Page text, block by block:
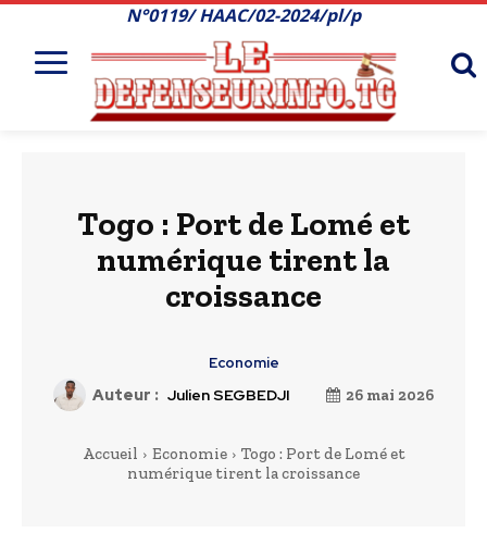
N°0119/ HAAC/02-2024/pl/p
Togo : Port de Lomé et
numérique tirent la
croissance
Economie
Auteur : Julien SEGBEDJI 26 mai 2026
Accueil Economie
Togo : Port de Lomé et
numérique tirent la croissance